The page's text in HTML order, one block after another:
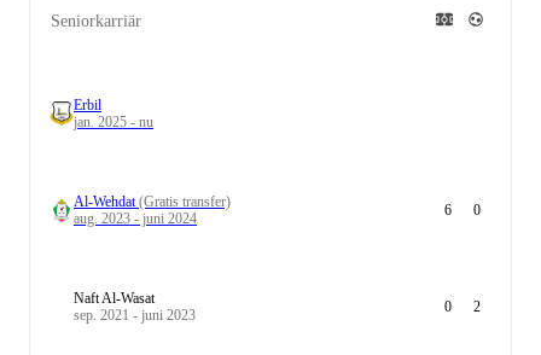
Seniorkarriär
Erbil
jan. 2025 - nu
Al-Wehdat(Gratis transfer)
aug. 2023 - juni 2024
6 0
Naft Al-Wasat
sep. 2021 - juni 2023
0 2